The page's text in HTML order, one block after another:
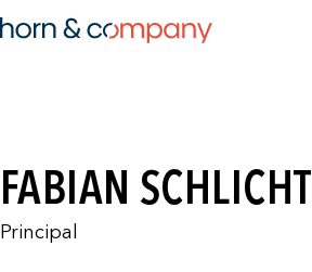
FABIAN SCHLICHT
Principal